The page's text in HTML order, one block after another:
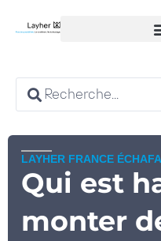
LAYHER FRANCE
Qui est
monter